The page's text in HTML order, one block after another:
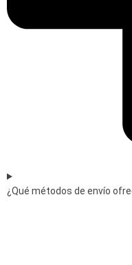
¿Qué métodos de envío